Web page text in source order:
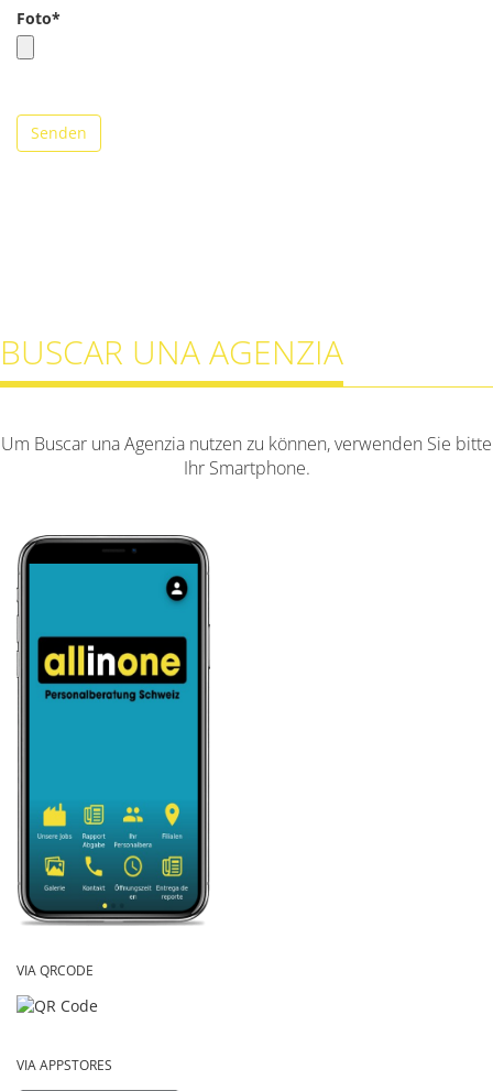
Foto*
Senden
BUSCAR UNA AGENZIA
Um Buscar una Agenzia nutzen zu können, verwenden Sie bitte
Ihr Smartphone.
VIA QRCODE
VIA APPSTORES